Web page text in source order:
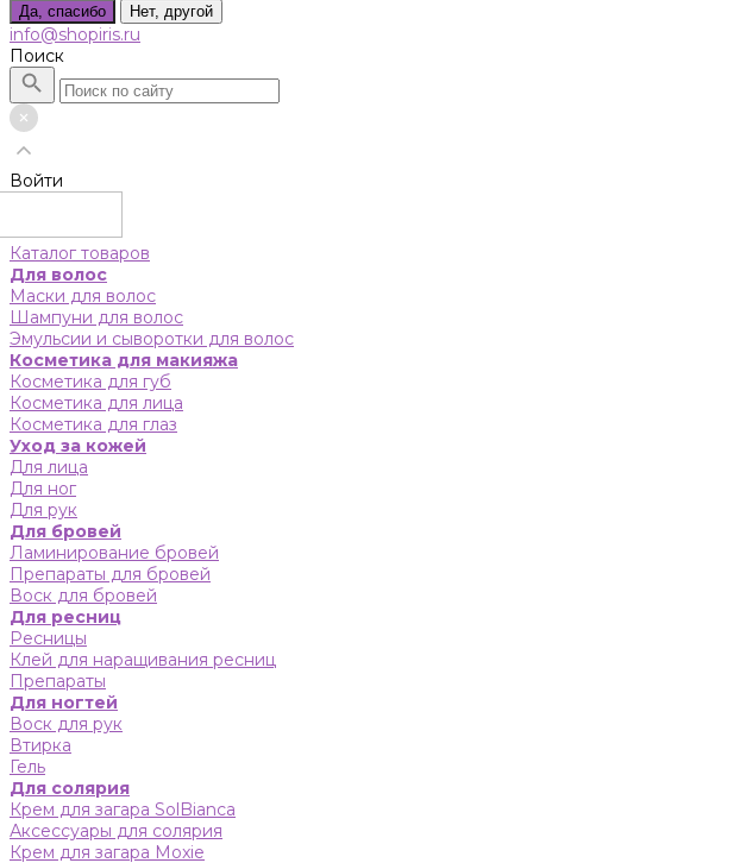
Да, спасибо Нет, другой
info@shopiris.ru
Поиск
Войти
Каталог товаров
Для волос
Маски для волос
Шампуни для волос
Эмульсии и сыворотки для волос
Косметика для макияжа
Косметика для губ
Косметика для лица
Косметика для глаз
Уход за кожей
Для лица
Для ног
Для рук
Для бровей
Ламинирование бровей
Препараты для бровей
Воск для бровей
Для ресниц
Ресницы
Клей для наращивания ресниц
Препараты
Для ногтей
Воск для рук
Втирка
Гель
Для солярия
Крем для загара SolBianca
Аксессуары для солярия
Крем для загара Moxie